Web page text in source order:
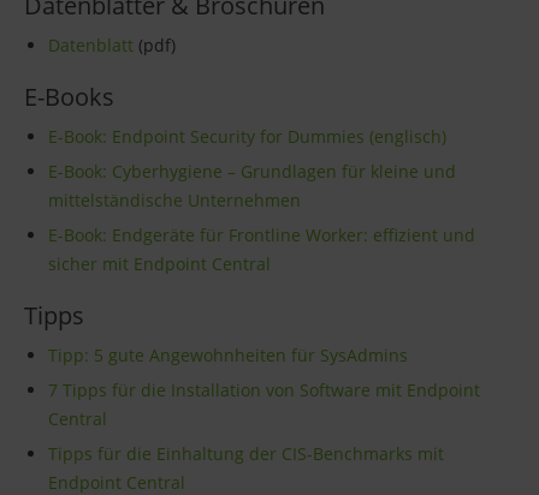
Datenblatt (pdf)
E-Books
E-Book: Endpoint Security for Dummies (englisch)
E-Book: Cyberhygiene – Grundlagen für kleine und
mittelständische Unternehmen
E-Book: Endgeräte für Frontline Worker: effizient und
sicher mit Endpoint Central
Tipps
Tipp: 5 gute Angewohnheiten für SysAdmins
7 Tipps für die Installation von Software mit Endpoint
Central
Tipps für die Einhaltung der CIS-Benchmarks mit
Endpoint Central